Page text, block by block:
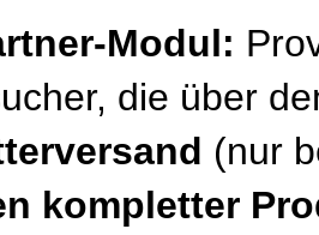
Modul:
die über
(nur
kompletter